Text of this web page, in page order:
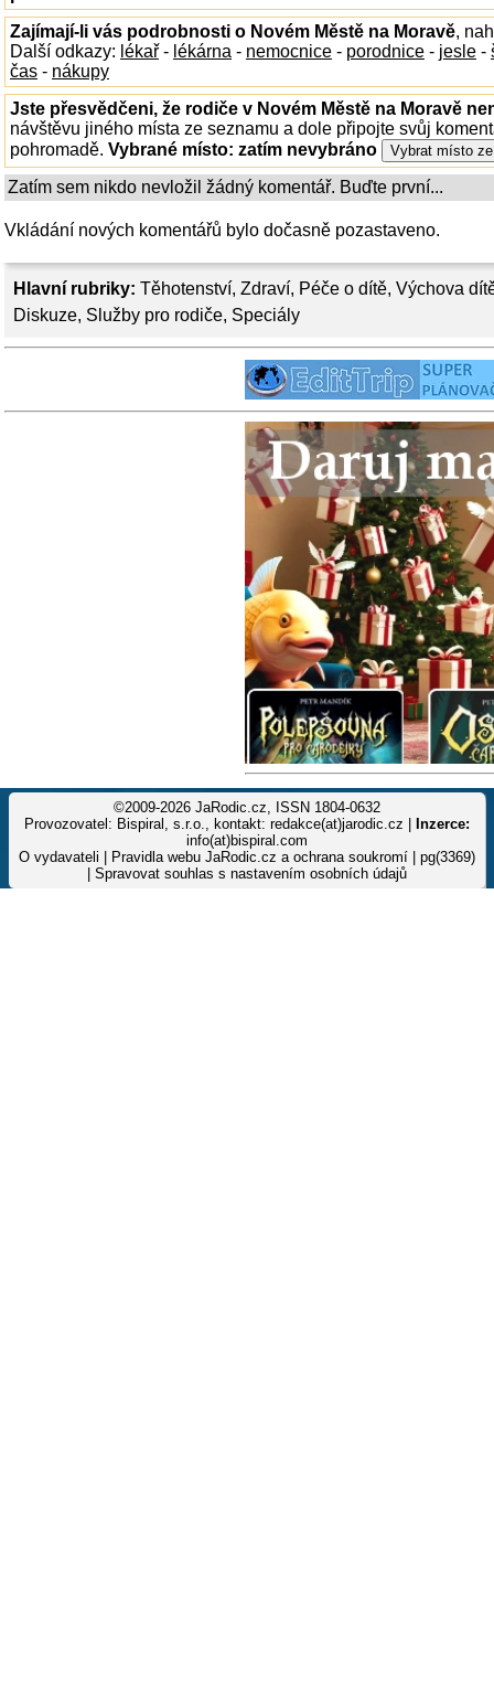
Hlavní rubriky: Těhotenství, Zdraví, Péče o dítě, Výchova
Diskuze, Služby pro rodiče, Speciály
Zajímají-li vás podrobnosti o Novém Městě na Moravě,
Další odkazy: lékař - lékárna - nemocnice - porodnice - jesle -
čas - nákupy
Jste přesvědčeni, že rodiče v Novém Městě na Moravě
návštěvu jiného místa ze seznamu a dole připojte svůj
pohromadě. Vybrané místo: zatím nevybráno
Zatím sem nikdo nevložil žádný komentář. Buďte první...
Vkládání nových komentářů bylo dočasně pozastaveno.
©2009-2026 JaRodic.cz, ISSN 1804-0632
Provozovatel: Bispiral, s.r.o., kontakt: redakce(at)jarodic.cz |
Inzerce:
info(at)bispiral.com
O vydavateli
Pravidla webu JaRodic.cz a ochrana soukromí | pg(3369)
Spravovat souhlas s nastavením osobních údajů